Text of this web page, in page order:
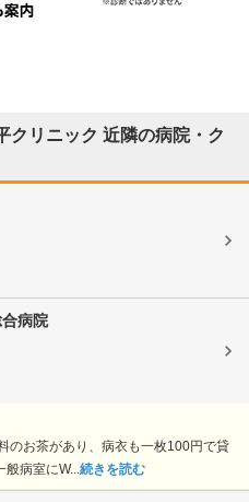
クリニック 近隣の病院・ク
病院
のお茶があり、病衣も一枚100円で貸
病室にW... 続きを読む